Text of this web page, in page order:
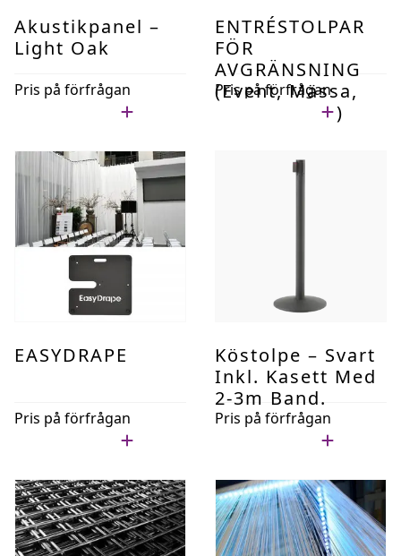
Akustikpanel –
Light Oak
Pris på förfrågan
ENTRÉSTOLPAR
FÖR
AVGRÄNSNING
(event, Mässa,
Premiär Mm)
Pris på förfrågan
EASYDRAPE
Pris på förfrågan
Köstolpe – Svart
Inkl. Kasett Med
2-3m Band.
Pris på förfrågan